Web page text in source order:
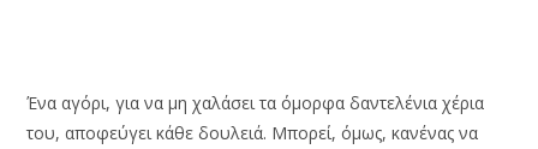
Ένα αγόρι, για να μη χαλάσει τα όμορφα δαντελένια χέρια
του, αποφεύγει κάθε δουλειά. Μπορεί, όμως, κανένας να